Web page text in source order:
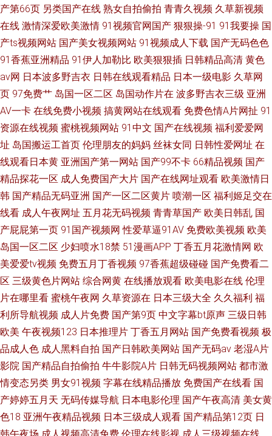
产第66页 另类国产在线 熟女自拍偷拍 青青久视频 久草新视频
在线 激情深爱欧美激情 91视频官网国产 狠狠操-91 91我要操 国
产ts视频网站 国产美女视频网站 91视频成人下载 国产无码色色
91香蕉亚洲精品 91伊人加勒比 欧美狠狠插 日韩精品高清 黄色
av网 日本波多野吉衣 日韩在线观看精品 日本一级电影 久草网
页 97免费艹 岛国一区二区 岛国动作片在 波多野吉衣三级 亚洲
AV一卡 在线免费小视频 搞黄网站在线观看 免费色情A片网扯 91
资源在线视频 蜜桃视频网站 91中文 国产在线视频 福利爱爱网
址 岛国搬运工首页 伦理朋友的妈妈 丝袜女同 日韩性爱网址 在
线观看日本黄 亚洲国产第一网站 国产99不卡 66精品视频 国产
精品探花一区 成人免费国产大片 国产在线网址观看 欧美激情日
韩 国产精品无码亚洲 国产一区二区黄片 喷潮一区 福利姬足交在
线看 成人午夜网址 五月花无码视频 青青草国产 欧美日韩乱 国
产屁屁第一页 91国产视频网 性爱草逼91AV 免费欧美视频 欧美
岛国一区二区 少妇喷水18禁 51漫画APP 丁香五月花激情网 欧
美爱爱tv视频 免费五月丁香视频 97香蕉超级碰碰 国产免费看二
区 三级黄色片网站 综合网黄 在线播放观看 欧美电影在线 伦理
片在哪里看 蜜桃午夜网 久草资源在 日本三级大全 久久福利 福
利所导航视频 成人片免费 国产第9页 中文字幕bt原声 三级日韩
欧美 午夜视频123 日本推理片 丁香五月网站 国产免费看视频 极
品成人色 成人黑料自拍 国产日韩欧美网站 国产无码av 老湿A片
影院 国产精品自拍偷拍 牛牛影院A片 日韩无码视频网站 都市激
情变态另类 男女91视频 字幕在线精品播放 免费国产在线看 国
产婷婷五月天 无码传媒导航 日本电影伦理 国产午夜高清 美女黄
色18 亚洲午夜精品视频 日本三级成人观看 国产精品第12页 日